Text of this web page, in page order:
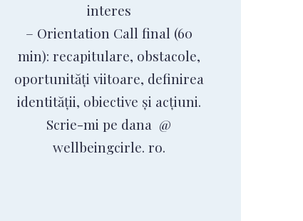
interes
– Orientation Call final (60
min): recapitulare, obstacole,
oportunități viitoare, definirea
identității, obiective și acțiuni.
Scrie-mi pe dana @
wellbeingcirle. ro.